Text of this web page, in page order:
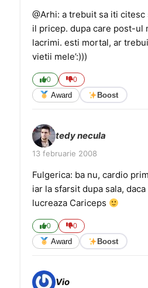
@Arhi: a trebuit sa iti
il pricep. dupa care post-ul
lacrimi. esti mortal, ar
vietii mele’:)))
0 0
Award Boost
tedy necula
13 februarie 2008
Fulgerica: ba nu, cardio
iar la sfarsit dupa sala,
lucreaza Cariceps
0 0
Award Boost
Vio